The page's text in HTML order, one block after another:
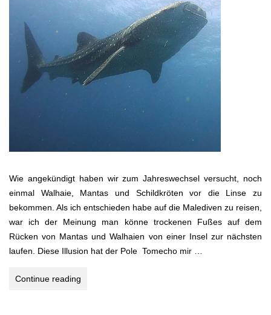
Wie angekündigt haben wir zum Jahreswechsel versucht, noch
einmal Walhaie, Mantas und Schildkröten vor die Linse zu
bekommen. Als ich entschieden habe auf die Malediven zu reisen,
war ich der Meinung man könne trockenen Fußes auf dem
Rücken von Mantas und Walhaien von einer Insel zur nächsten
laufen. Diese Illusion hat der Pole Tomecho mir …
Continue reading